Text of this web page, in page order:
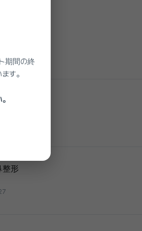
整形
期間の終
す。